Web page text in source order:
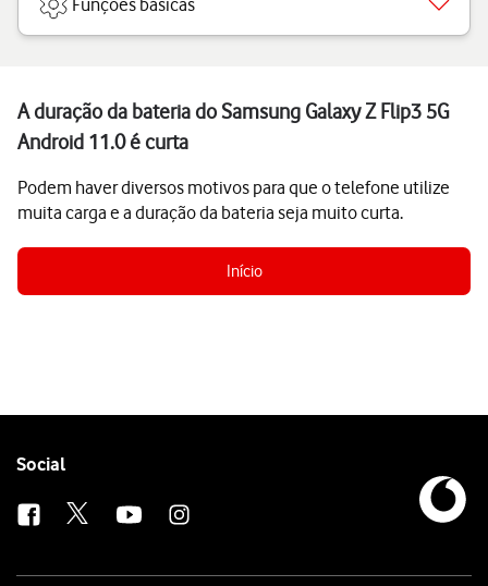
Funções básicas
A duração da bateria do Samsung Galaxy Z Flip3 5G
Android 11.0 é curta
Podem haver diversos motivos para que o telefone utilize
muita carga e a duração da bateria seja muito curta.
Início
Follow
Social